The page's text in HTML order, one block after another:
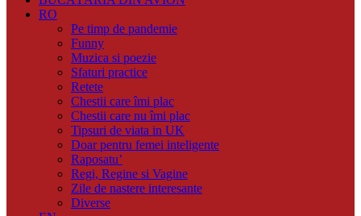
RO
Pe timp de pandemie
Funny
Muzica si poezie
Sfaturi practice
Retete
Chestii care îmi plac
Chestii care nu îmi plac
Tipsuri de viata in UK
Doar pentru femei inteligente
Raposatu’
Regi, Regine si Vagine
Zile de nastere interesante
Diverse